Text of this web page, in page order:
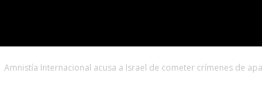
Amnistía Internacional acusa a Israel de cometer crímenes de